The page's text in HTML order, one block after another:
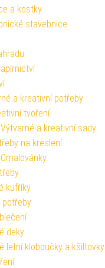
a kostky
stavebnice
a kreativní potřeby
tvoření
Výtvarné a kreativní sady
na kreslení
Omalovánky
kufříky
potřeby
deky
letní kloboučky a kšiltovky